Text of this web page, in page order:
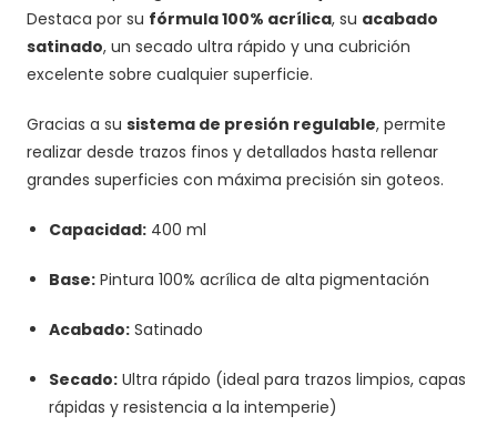
Destaca por su fórmula 100% acrílica, su acabado
satinado, un secado ultra rápido y una cubrición
excelente sobre cualquier superficie.
Gracias a susistema de presión regulable, permite
realizar desde trazos finos y detallados hasta rellenar
grandes superficies con máxima precisión sin goteos.
Capacidad: 400 ml
Base: Pintura 100% acrílica de alta pigmentación
Acabado: Satinado
Secado: Ultra rápido (ideal para trazos limpios, capas
rápidas y resistencia a la intemperie)